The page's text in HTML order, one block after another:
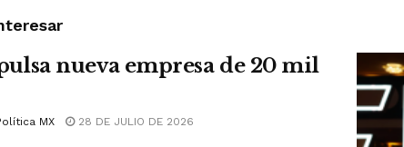
nueva empresa de 20 mil
MX 28 DE JULIO DE 2026